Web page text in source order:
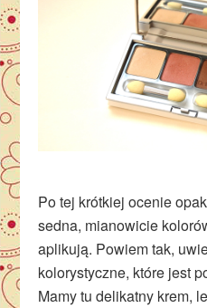
Po tej krótkiej ocenie
sedna, mianowicie
aplikują. Powiem tak,
kolorystyczne, które jest
Mamy tu delikatny krem,